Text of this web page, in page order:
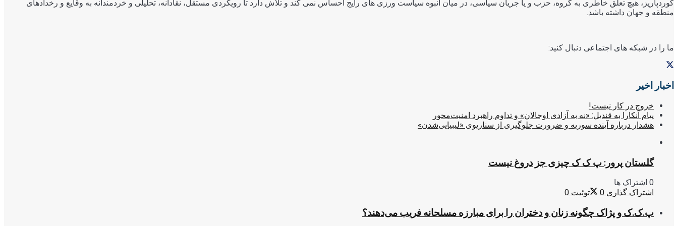
کوردپاریز، هیچ تعلق خاطری به گروه، حزب و یا جریان سیاسی، در میان انبوه سیاست ورزی های رایج احساس نمی کند و تلاش دارد تا رویکردی مستقل، نقادانه، تحلیلی و خردمندانه به وقایع و رخدادهای
منطقه و جهان داشته باشد.
ما را در شبکه های اجتماعی دنبال کنید:
اخبار اخیر
خروج در کار نیست!
پیام آنکارا به قندیل: «نه به آزادی اوجالان» و تداوم راهبرد امنیت‌محور
هشدار درباره آینده سوریه و ضرورت جلوگیری از سناریوی «لیبیایی‌شدن»
گلستان پرور: پ ک ک چیزی جز دروغ نیست
0 اشتراک ها
اشتراک گذاری 0 توئیت 0
پ.ک.ک و پژاک چگونه زنان و دختران را برای مبارزه مسلحانه فریب می‌دهند؟